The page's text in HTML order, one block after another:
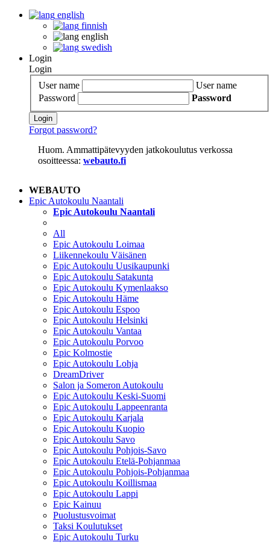
english
finnish
english
swedish
Login
Login
User name
User name
Password
Password
Login
Forgot password?
Huom. Ammattipätevyyden jatkokoulutus verkossa
osoitteessa: webauto.fi
WEBAUTO
Epic Autokoulu Naantali
Epic Autokoulu Naantali
All
Epic Autokoulu Loimaa
Liikennekoulu Väisänen
Epic Autokoulu Uusikaupunki
Epic Autokoulu Satakunta
Epic Autokoulu Kymenlaakso
Epic Autokoulu Häme
Epic Autokoulu Espoo
Epic Autokoulu Helsinki
Epic Autokoulu Vantaa
Epic Autokoulu Porvoo
Epic Kolmostie
Epic Autokoulu Lohja
DreamDriver
Salon ja Someron Autokoulu
Epic Autokoulu Keski-Suomi
Epic Autokoulu Lappeenranta
Epic Autokoulu Karjala
Epic Autokoulu Kuopio
Epic Autokoulu Savo
Epic Autokoulu Pohjois-Savo
Epic Autokoulu Etelä-Pohjanmaa
Epic Autokoulu Pohjois-Pohjanmaa
Epic Autokoulu Koillismaa
Epic Autokoulu Lappi
Epic Kainuu
Puolustusvoimat
Taksi Koulutukset
Epic Autokoulu Turku